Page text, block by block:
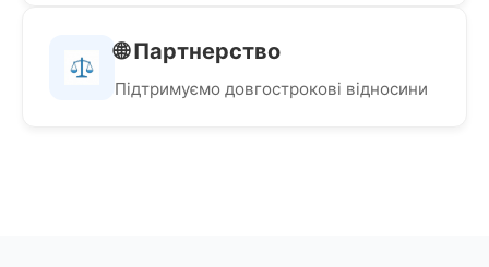
🌐 Партнерство
Підтримуємо довгострокові відносини